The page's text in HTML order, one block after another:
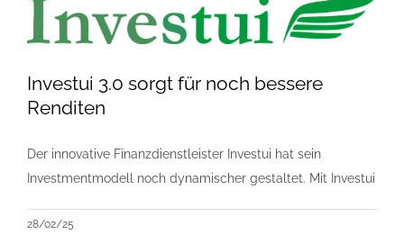
Investui 3.0 sorgt für noch bessere
Renditen
Der innovative Finanzdienstleister Investui hat sein
Investmentmodell noch dynamischer gestaltet. Mit Investui
28/02/25